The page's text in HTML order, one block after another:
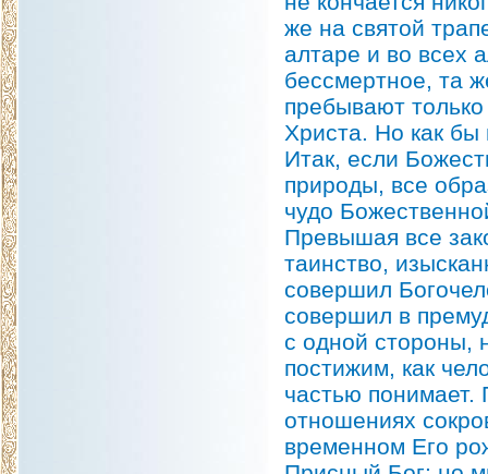
же на святой
алтаре и во всех
бессмертное, та
пребывают
Христа. Но как
Итак, если
природы, все
чудо
Превышая все
таинство,
совершил
совершил в
с одной стороны,
постижим, как
частью понимает.
отношениях
временном Его